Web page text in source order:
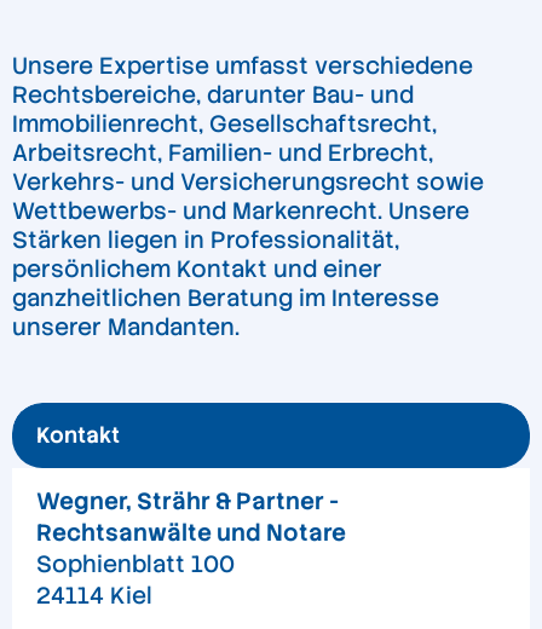
Unsere Expertise umfasst verschiedene
Rechtsbereiche, darunter Bau- und
Immobilienrecht, Gesellschaftsrecht,
Arbeitsrecht, Familien- und Erbrecht,
Verkehrs- und Versicherungsrecht sowie
Wettbewerbs- und Markenrecht. Unsere
Stärken liegen in Professionalität,
persönlichem Kontakt und einer
ganzheitlichen Beratung im Interesse
unserer Mandanten.
Kontakt
Wegner, Strähr & Partner -
Rechtsanwälte und Notare
Sophienblatt 100
24114 Kiel